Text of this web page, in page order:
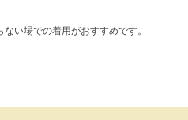
い場での着用がおすすめです。